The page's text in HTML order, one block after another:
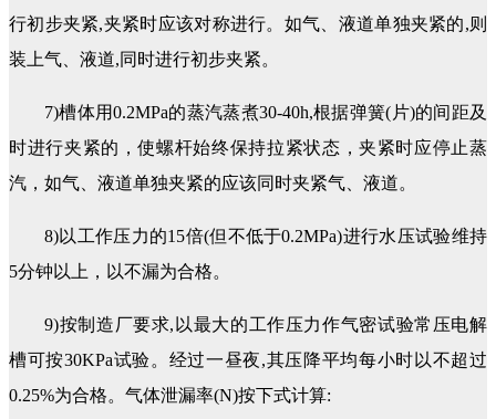
行初步夹紧,夹紧时应该对称进行。如气、液道单独夹紧的,则
装上气、液道,同时进行初步夹紧。
7)槽体用0.2MPa的蒸汽蒸煮30-40h,根据弹簧(片)的间距及
时进行夹紧的，使螺杆始终保持拉紧状态，夹紧时应停止蒸
汽，如气、液道单独夹紧的应该同时夹紧气、液道。
8)以工作压力的15倍(但不低于0.2MPa)进行水压试验维持
5分钟以上，以不漏为合格。
9)按制造厂要求,以最大的工作压力作气密试验常压电解
槽可按30KPa试验。经过一昼夜,其压降平均每小时以不超过
0.25%为合格。气体泄漏率(N)按下式计算: